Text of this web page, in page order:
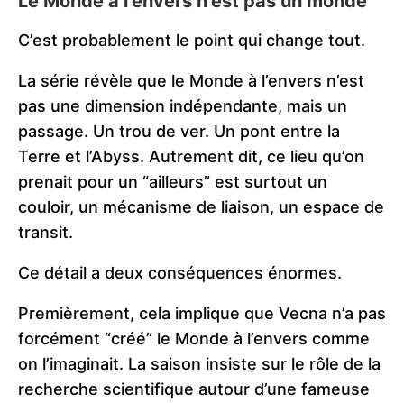
C’est probablement le point qui change tout.
La série révèle que le Monde à l’envers n’est
pas une dimension indépendante, mais un
passage. Un trou de ver. Un pont entre la
Terre et l’Abyss. Autrement dit, ce lieu qu’on
prenait pour un “ailleurs” est surtout un
couloir, un mécanisme de liaison, un espace de
transit.
Ce détail a deux conséquences énormes.
Premièrement, cela implique que Vecna n’a pas
forcément “créé” le Monde à l’envers comme
on l’imaginait. La saison insiste sur le rôle de la
recherche scientifique autour d’une fameuse